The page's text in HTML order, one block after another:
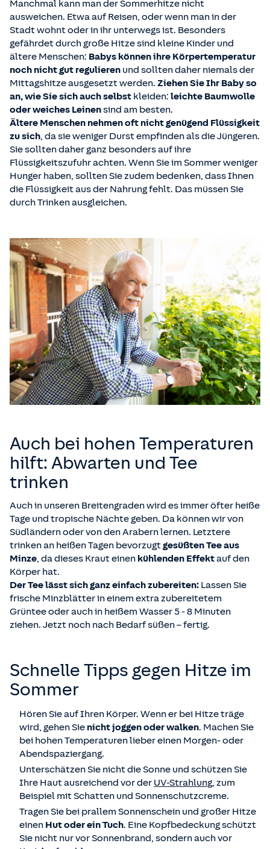
Manchmal kann man der Sommerhitze nicht
ausweichen. Etwa auf Reisen, oder wenn man in der
Stadt wohnt oder in ihr unterwegs ist. Besonders
gefährdet durch große Hitze sind kleine Kinder und
ältere Menschen: Babys können ihre Körpertemperatur
noch nicht gut regulieren und sollten daher niemals der
Mittagshitze ausgesetzt werden. Ziehen Sie Ihr Baby so
an, wie Sie sich auch selbst kleiden: leichte Baumwolle
oder weiches Leinensind am besten.
Ältere Menschen nehmen oft nicht genügend Flüssigkeit
zu sich, da sie weniger Durst empfinden als die Jüngeren.
Sie sollten daher ganz besonders auf ihre
Flüssigkeitszufuhr achten. Wenn Sie im Sommer weniger
Hunger haben, sollten Sie zudem bedenken, dass Ihnen
die Flüssigkeit aus der Nahrung fehlt. Das müssen Sie
durch Trinken ausgleichen.
Auch bei hohen Temperaturen
hilft: Abwarten und Tee
trinken
Auch in unseren Breitengraden wird es immer öfter heiße
Tage und tropische Nächte geben. Da können wir von
Südländern oder von den Arabern lernen. Letztere
trinken an heißen Tagen bevorzugtgesüßten Tee aus
Minze, da dieses Kraut einen kühlenden Effektauf den
Körper hat.
Der Tee lässt sich ganz einfach zubereiten: Lassen Sie
frische Minzblätter in einem extra zubereitetem
Grüntee oder auch in heißem Wasser 5 - 8 Minuten
ziehen. Jetzt noch nach Bedarf süßen – fertig.
Schnelle Tipps gegen Hitze im
Sommer
Hören Sie auf Ihren Körper. Wenn er bei Hitze träge
wird, gehen Sie nicht joggen oder walken. Machen Sie
bei hohen Temperaturen lieber einen Morgen- oder
Abendspaziergang.
Unterschätzen Sie nicht die Sonne und schützen Sie
Ihre Haut ausreichend vor der UV-Strahlung, zum
Beispiel mit Schatten und Sonnenschutzcreme.
Tragen Sie bei prallem Sonnenschein und großer Hitze
einen Hut oder ein Tuch. Eine Kopfbedeckung schützt
Sie nicht nur vor Sonnenbrand, sondern auch vor